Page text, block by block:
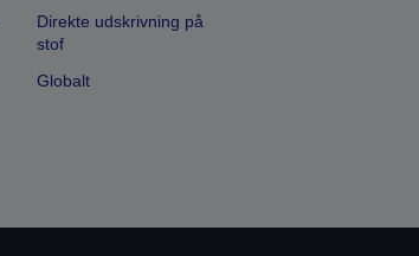
Direkte udskrivning på
stof
Globalt